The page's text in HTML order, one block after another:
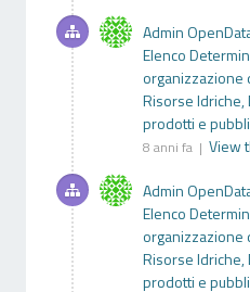
Admin
Elenco
organizzazione
Risorse Idriche,
prodotti e
8 anni fa | View
Admin
Elenco
organizzazione
Risorse Idriche,
prodotti e